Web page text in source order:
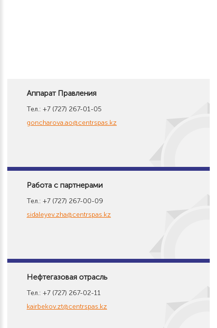
Аппарат Правления
Тел.: +7 (727) 267-01-05
goncharova.ao@centrspas.kz
Работа с партнерами
Тел.: +7 (727) 267-00-09
sidaleyev.zha@centrspas.kz
Нефтегазовая отрасль
Тел.: +7 (727) 267-02-11
kairbekov.zt@centrspas.kz